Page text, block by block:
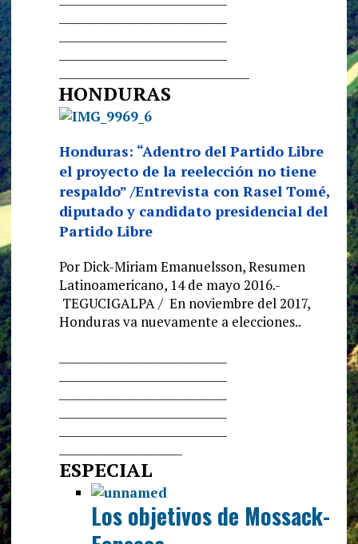
HONDURAS
Honduras: “Adentro del Partido Libre
el proyecto de la reelección no tiene
respaldo” /Entrevista con Rasel Tomé,
diputado y candidato presidencial del
Partido Libre
Por Dick-Miriam Emanuelsson, Resumen
Latinoamericano, 14 de mayo 2016.-
TEGUCIGALPA / En noviembre del 2017,
Honduras va nuevamente a elecciones..
ESPECIAL
Los objetivos de Mossack-